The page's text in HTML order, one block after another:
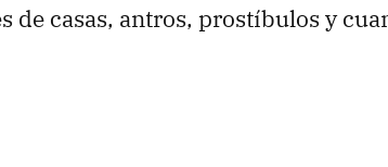
de casas, antros, prostíbulos y